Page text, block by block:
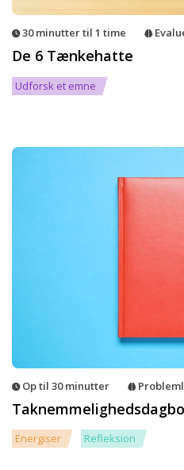
30 minutter til 1 time
De 6 Tænkehatte
Udforsk et emne
Op til 30 minutter
Energiser Refleksion